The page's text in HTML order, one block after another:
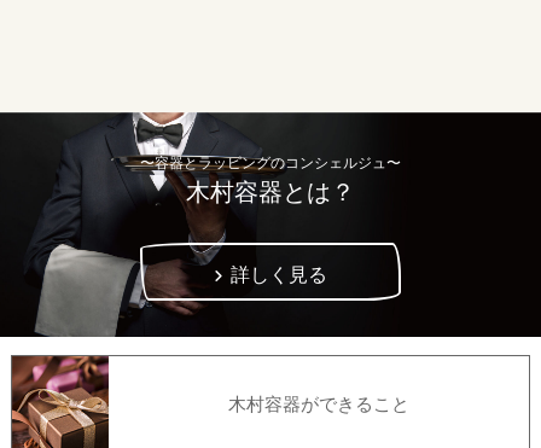
〜容器とラッピングのコンシェルジュ〜
木村容器とは？
詳しく見る
木村容器ができること